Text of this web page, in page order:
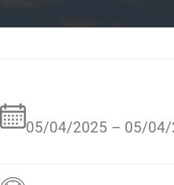
05/04/2025 – 05/04/